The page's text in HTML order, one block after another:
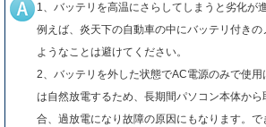
1、バッテリを高温にさらしてしまうと劣化が
例えば、炎天下の自動車の中にバッテリ付き
ようなことは避けてください。
2、バッテリを外した状態でAC電源のみで使用
は自然放電するため、長期間パソコン本体か
合、過放電になり故障の原因にもなります。